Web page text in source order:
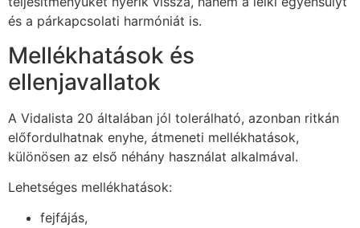
és a párkapcsolati harmóniát is.
Mellékhatások és
ellenjavallatok
A Vidalista 20 általában jól tolerálható, azonban ritkán
előfordulhatnak enyhe, átmeneti mellékhatások,
különösen az első néhány használat alkalmával.
Lehetséges mellékhatások:
fejfájás,